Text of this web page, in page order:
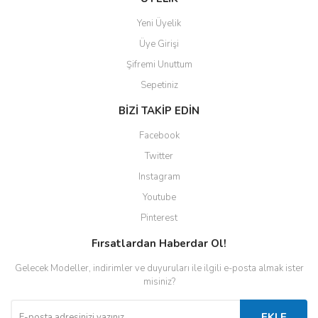
Yeni Üyelik
Üye Girişi
Şifremi Unuttum
Sepetiniz
BİZİ TAKİP EDİN
Facebook
Twitter
Instagram
Youtube
Pinterest
Fırsatlardan Haberdar Ol!
Gelecek Modeller, indirimler ve duyuruları ile ilgili e-posta almak ister
misiniz?